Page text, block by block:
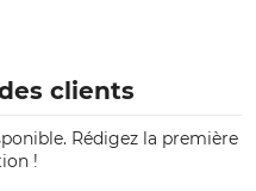
clients
Rédigez la première
!